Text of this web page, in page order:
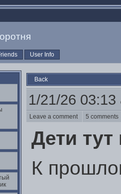
User Info
Back
1/21/26 03:13
Leave a comment 5
Дети
К